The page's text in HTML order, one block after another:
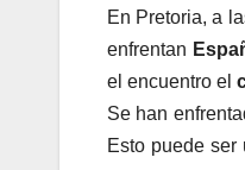
En Pretoria, a
enfrentan
el encuentro el
Se han
Esto puede